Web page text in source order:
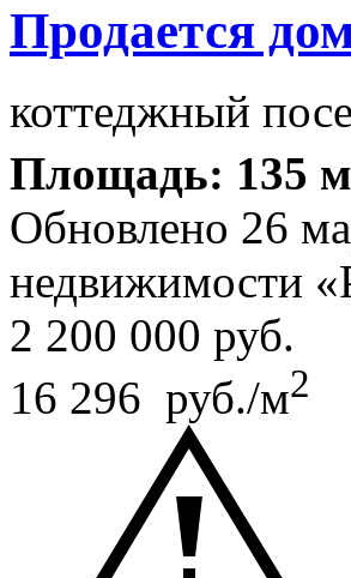
Продается
коттеджный
Площадь: 135 м
Обновлено 26
недвижимости
2 200 000 руб.
16 296 руб./м2